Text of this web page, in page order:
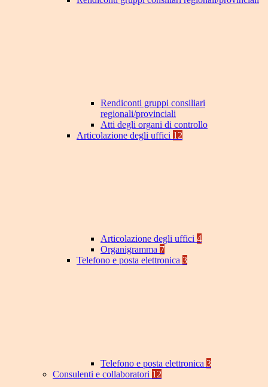
Rendiconti gruppi consiliari
regionali/provinciali
Atti degli organi di controllo
Articolazione degli uffici 12
Articolazione degli uffici 4
Organigramma 7
Telefono e posta elettronica 3
Telefono e posta elettronica 3
Consulenti e collaboratori 12